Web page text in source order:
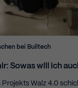
bei Builtech
Sowas will ich
Projekts Walz 4.0